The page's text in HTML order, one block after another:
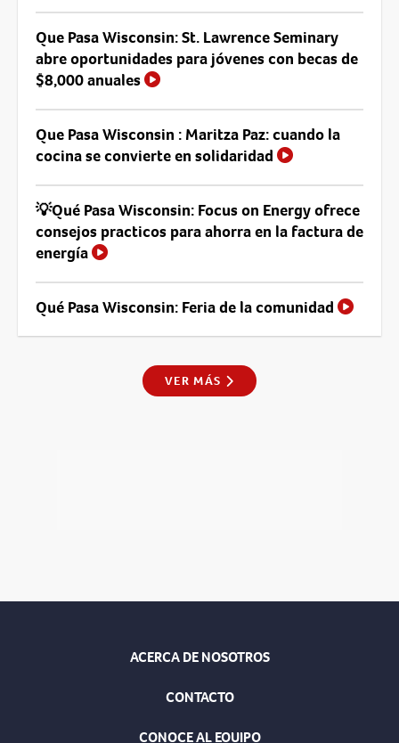
Que Pasa Wisconsin: St. Lawrence Seminary
abre oportunidades para jóvenes con becas de
$8,000 anuales
Que Pasa Wisconsin : Maritza Paz: cuando la
cocina se convierte en solidaridad
💡Qué Pasa Wisconsin: Focus on Energy ofrece
consejos practicos para ahorra en la factura de
energía
Qué Pasa Wisconsin: Feria de la comunidad
VER MÁS
ACERCA DE NOSOTROS
CONTACTO
CONOCE AL EQUIPO